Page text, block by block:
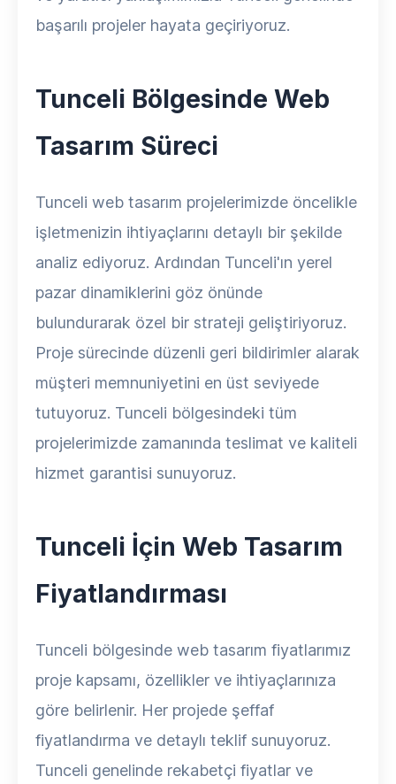
başarılı projeler hayata geçiriyoruz.
Tunceli Bölgesinde Web
Tasarım Süreci
Tunceli web tasarım projelerimizde öncelikle
işletmenizin ihtiyaçlarını detaylı bir şekilde
analiz ediyoruz. Ardından Tunceli'ın yerel
pazar dinamiklerini göz önünde
bulundurarak özel bir strateji geliştiriyoruz.
Proje sürecinde düzenli geri bildirimler alarak
müşteri memnuniyetini en üst seviyede
tutuyoruz. Tunceli bölgesindeki tüm
projelerimizde zamanında teslimat ve kaliteli
hizmet garantisi sunuyoruz.
Tunceli İçin Web Tasarım
Fiyatlandırması
Tunceli bölgesinde web tasarım fiyatlarımız
proje kapsamı, özellikler ve ihtiyaçlarınıza
göre belirlenir. Her projede şeffaf
fiyatlandırma ve detaylı teklif sunuyoruz.
Tunceli genelinde rekabetçi fiyatlar ve